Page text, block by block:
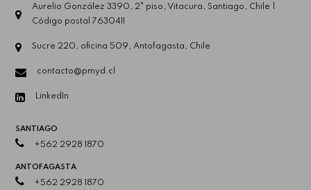
Aurelio González 3390, 2° piso, Vitacura, Santiago, Chile |
Código postal 7630411
Sucre 220, oficina 509, Antofagasta, Chile
contacto@pmyd.cl
LinkedIn
SANTIAGO
+562 2928 1870
ANTOFAGASTA
+562 2928 1870